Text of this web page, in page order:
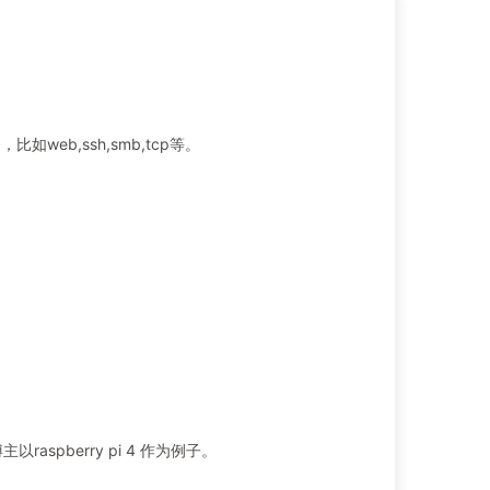
比如web,ssh,smb,tcp等。
以raspberry pi 4 作为例子。